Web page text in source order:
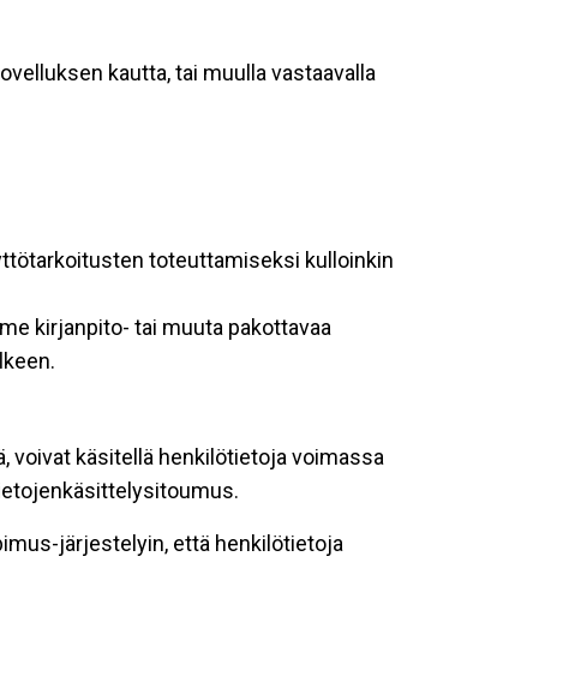
kautta, tai muulla vastaavalla
toteuttamiseksi kulloinkin
kirjanpito- tai muuta pakottavaa
käsitellä henkilötietoja voimassa
järjestelyin, että henkilötietoja